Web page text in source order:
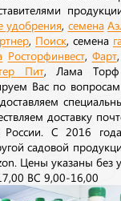
удобрения семена
Поиск , семена
Росторфинвест, Фарт,
Пит, Лама
Вас по
доставку
С 2016
садовой
Цены указаны без
ВС 9,00-16,00